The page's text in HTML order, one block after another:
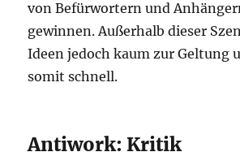
von Befürwortern und
gewinnen. Außerhalb dieser
Ideen jedoch kaum zur Geltung
somit schnell.
Antiwork: Kritik